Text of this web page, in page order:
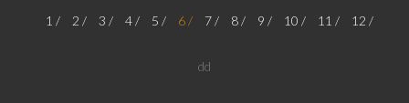
1 2 3 4 5 6 7 8 9 10 11 12
dd